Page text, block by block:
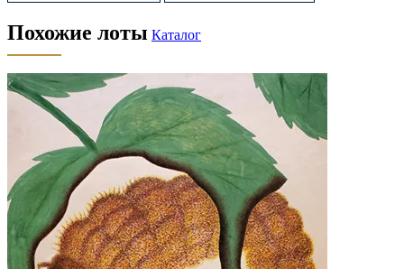
Похожие лоты Каталог